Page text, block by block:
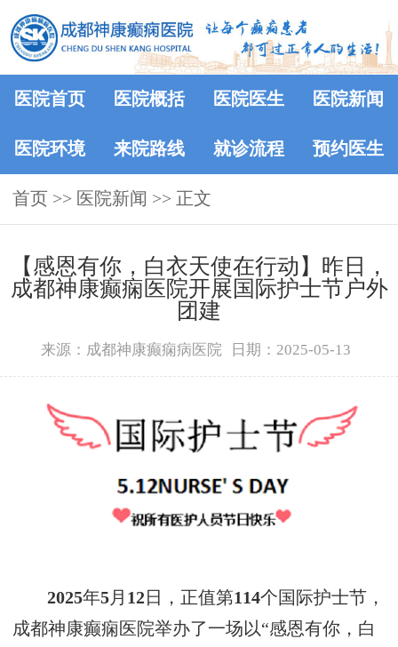
医院首页 医院概括 医院医生 医院新闻
医院环境 来院路线 就诊流程 预约医生
首页 >> 医院新闻 >> 正文
【感恩有你，白衣天使在行动】昨日，
成都神康癫痫医院开展国际护士节户外
团建
来源：成都神康癫痫病医院 日期：2025-05-13
2025年5月 12日，正值第114个国际护士节，
成都神康癫痫医院举办了一场以“感恩有你，白